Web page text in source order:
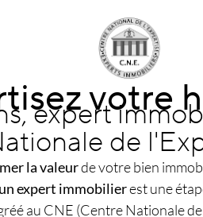
votre
expert
de
la valeurde votre bien
un expert immobilierest une
au CNE (Centre Nationale